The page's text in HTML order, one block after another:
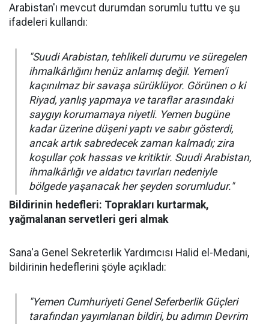
Arabistan'ı mevcut durumdan sorumlu tuttu ve şu
ifadeleri kullandı:
"Suudi Arabistan, tehlikeli durumu ve süregelen
ihmalkârlığını henüz anlamış değil. Yemen'i
kaçınılmaz bir savaşa sürüklüyor. Görünen o ki
Riyad, yanlış yapmaya ve taraflar arasındaki
saygıyı korumamaya niyetli. Yemen bugüne
kadar üzerine düşeni yaptı ve sabır gösterdi,
ancak artık sabredecek zaman kalmadı; zira
koşullar çok hassas ve kritiktir. Suudi Arabistan,
ihmalkârlığı ve aldatıcı tavırları nedeniyle
bölgede yaşanacak her şeyden sorumludur."
Bildirinin hedefleri: Toprakları kurtarmak,
yağmalanan servetleri geri almak
Sana'a Genel Sekreterlik Yardımcısı Halid el-Medani,
bildirinin hedeflerini şöyle açıkladı:
"Yemen Cumhuriyeti Genel Seferberlik Güçleri
tarafından yayımlanan bildiri, bu adımın Devrim